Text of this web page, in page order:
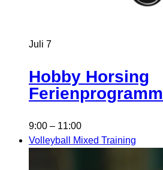
Juli 7
Hobby Horsing
Ferienprogramm
9:00 – 11:00
Volleyball Mixed Training